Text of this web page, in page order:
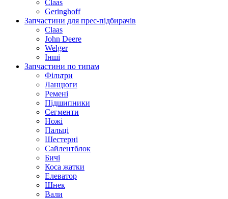
Claas
Geringhoff
Запчастини для прес-підбирачів
Claas
John Deere
Welger
Інші
Запчастини по типам
Фільтри
Ланцюги
Ремені
Підшипники
Сегменти
Ножі
Пальці
Шестерні
Сайлентблок
Бичі
Коса жатки
Елеватор
Шнек
Вали